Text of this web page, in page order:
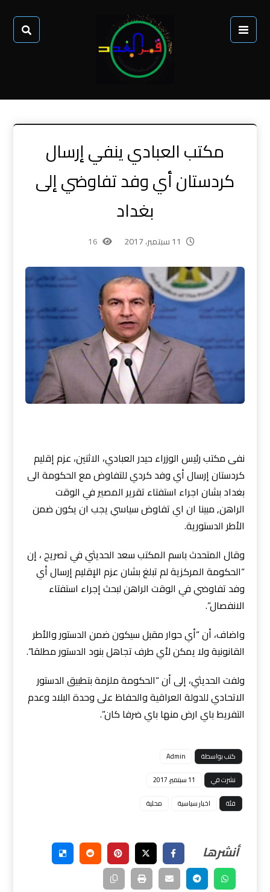
مكتب العبادي ينفي إرسال
كردستان أي وفد تفاوضي إلى
بغداد
11 سبتمبر، 2017 16
نفى مكتب رئيس الوزراء حيدر العبادي، الاثنين، عزم إقليم
كردستان إرسال أي وفد كردي للتفاوض مع الحكومة الى
بغداد بشان اجراء استفتاء تقرير المصير في الوقت
الراهن, مبينا ان اي تفاوض سياسي يجب ان يكون ضمن
الأطر الدستورية.
وقال المتحدث باسم المكتب سعد الحديثي في تصريح ، إن
“الحكومة المركزية لم تبلغ بشان عزم الإقليم إرسال أي
وفد تفاوضي في الوقت الراهن لبحث إجراء استفتاء
الانفصال”.
واضاف، أن “أي حوار مقبل سيكون ضمن الدستور والأطر
القانونية ولا يمكن لأي طرف تجاهل بنود الدستور مطلقا”.
ولفت الحديثي، إلى أن “الحكومة ملزمة بتطبيق الدستور
الاتحادي للدولة العراقية والحفاظ على وحدة البلاد وعدم
التفريط باي ارض منها باي ضرفا كان”.
كتب بواسطة
Admin
نشرت في
11 سبتمبر، 2017
فئة
اخبار سياسية محلية